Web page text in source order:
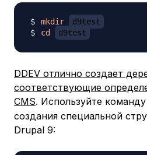
mkdir
d9test
cd
d9test
DDEV отлично создает
соответствующие
CMS. Используйте команду
создания специальной
Drupal 9: